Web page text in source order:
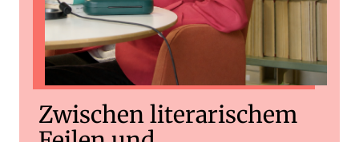
Zwischen literarischem